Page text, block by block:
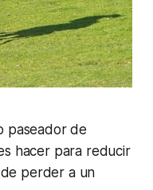
paseador de
hacer para reducir
perder a un